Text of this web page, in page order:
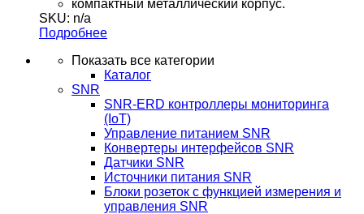
компактный металлический корпус.
SKU: n/a
Подробнее
Показать все категории
Каталог
SNR
SNR-ERD контроллеры мониторинга
(IoT)
Управление питанием SNR
Конвертеры интерфейсов SNR
Датчики SNR
Источники питания SNR
Блоки розеток с функцией измерения и
управления SNR